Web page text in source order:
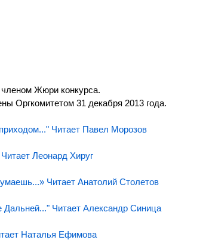
Жюри конкурса.
Оргкомитетом 31 декабря 2013 года.
Читает Павел Морозов
Леонард Хируг
Читает Анатолий Столетов
Читает Александр Синица
Наталья Ефимова